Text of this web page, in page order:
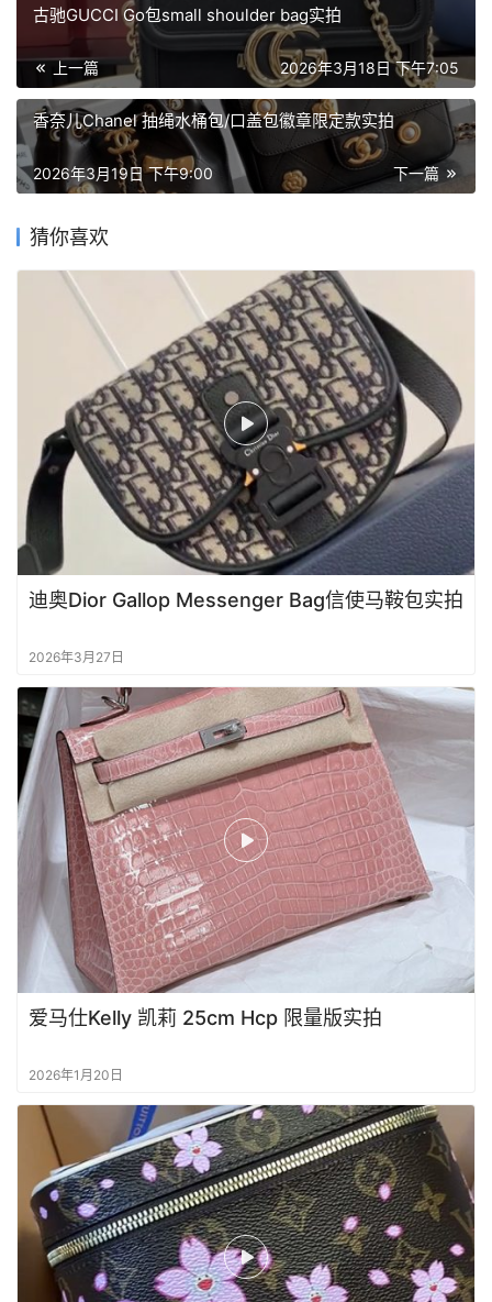
首
品
牌
包
包
包
实
拍
包
知
星
同
款
古驰GUCCI Go包small shoulder bag实拍
上一篇 2026年3月18日 下午7:05
香奈儿Chanel 抽绳水桶包/口盖包徽章限定款实拍
下一篇
2026年3月19日 下午9:00
猜你喜欢
迪奥Dior Gallop Messenger Bag信使马鞍包实拍
2026年3月27日
爱马仕Kelly 凯莉 25cm Hcp 限量版实拍
2026年1月20日